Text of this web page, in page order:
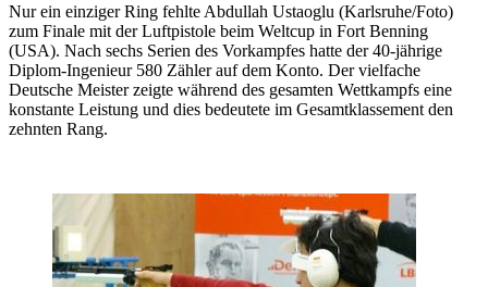
Nur ein einziger Ring fehlte Abdullah Ustaoglu (Karlsruhe/Foto)
zum Finale mit der Luftpistole beim Weltcup in Fort Benning
(USA). Nach sechs Serien des Vorkampfes hatte der 40-jährige
Diplom-Ingenieur 580 Zähler auf dem Konto. Der vielfache
Deutsche Meister zeigte während des gesamten Wettkampfs eine
konstante Leistung und dies bedeutete im Gesamtklassement den
zehnten Rang.